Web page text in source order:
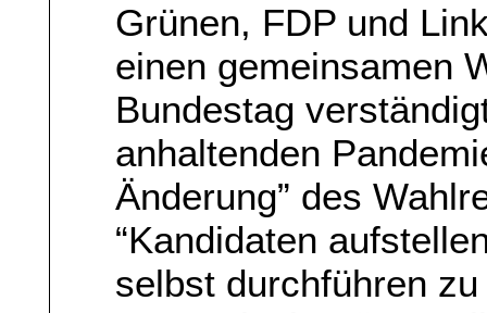
Grünen, FDP und
einen gemeinsamen
Bundestag
anhaltenden
Änderung” des
“Kandidaten
selbst durchführen zu